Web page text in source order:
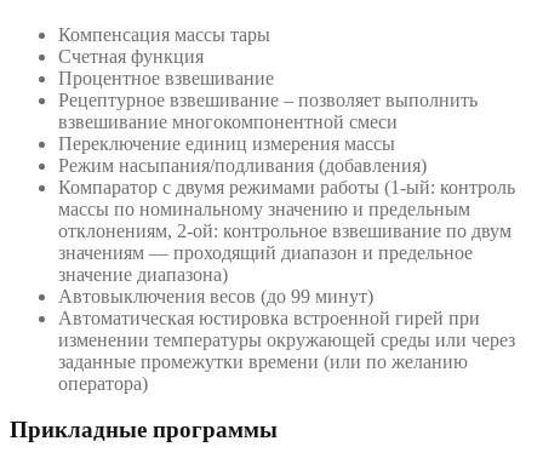
Компенсация массы тары
Счетная функция
Процентное взвешивание
Рецептурное взвешивание – позволяет выполнить
взвешивание многокомпонентной смеси
Переключение единиц измерения массы
Режим насыпания/подливания (добавления)
Компаратор с двумя режимами работы (1-ый: контроль
массы по номинальному значению и предельным
отклонениям, 2-ой: контрольное взвешивание по двум
значениям — проходящий диапазон и предельное
значение диапазона)
Автовыключения весов (до 99 минут)
Автоматическая юстировка встроенной гирей при
изменении температуры окружающей среды или через
заданные промежутки времени (или по желанию
оператора)
Прикладные программы